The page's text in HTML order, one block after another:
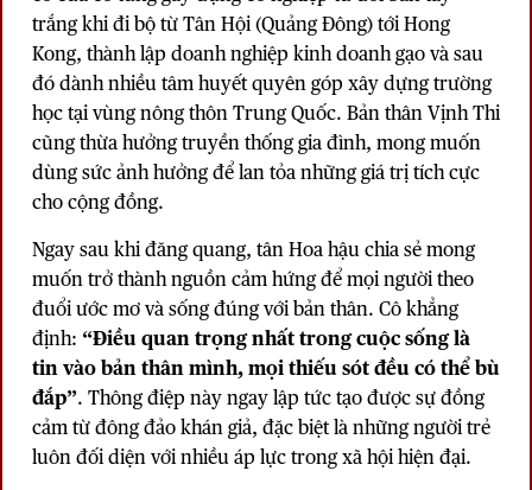
trắng khi đi bộ từ Tân Hội (Quảng Đông) tới Hong
Kong, thành lập doanh nghiệp kinh doanh gạo và sau
đó dành nhiều tâm huyết quyên góp xây dựng trường
học tại vùng nông thôn Trung Quốc. Bản thân Vịnh Thi
cũng thừa hưởng truyền thống gia đình, mong muốn
dùng sức ảnh hưởng để lan tỏa những giá trị tích cực
cho cộng đồng.
Ngay sau khi đăng quang, tân Hoa hậu chia sẻ mong
muốn trở thành nguồn cảm hứng để mọi người theo
đuổi ước mơ và sống đúng với bản thân. Cô khẳng
định: “Điều quan trọng nhất trong cuộc sống là
tin vào bản thân mình, mọi thiếu sót đều có thể bù
đắp”. Thông điệp này ngay lập tức tạo được sự đồng
cảm từ đông đảo khán giả, đặc biệt là những người trẻ
luôn đối diện với nhiều áp lực trong xã hội hiện đại.